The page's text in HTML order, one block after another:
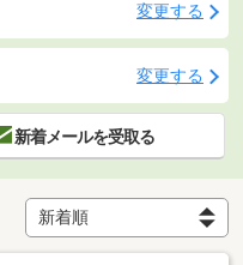
変更する
変更する
新着メールを受取る